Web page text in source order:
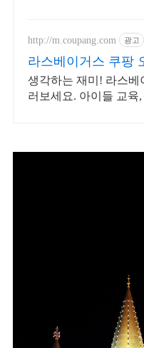
http://m.coupang.com 광고
라스베이거스 쿠팡
송
생각하는 재미! 라스베
러보세요. 아이들 교육